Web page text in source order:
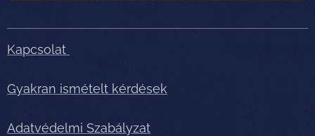
Kapcsolat
Gyakran ismételt kérdések
Adatvédelmi Szabályzat